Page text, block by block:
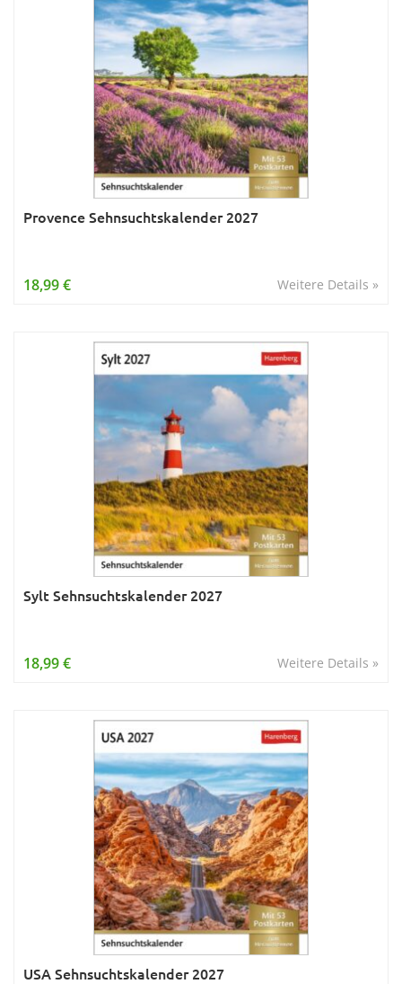
Provence Sehnsuchtskalender 2027
Weitere Details »
18,99 €
Sylt Sehnsuchtskalender 2027
Weitere Details »
18,99 €
USA Sehnsuchtskalender 2027